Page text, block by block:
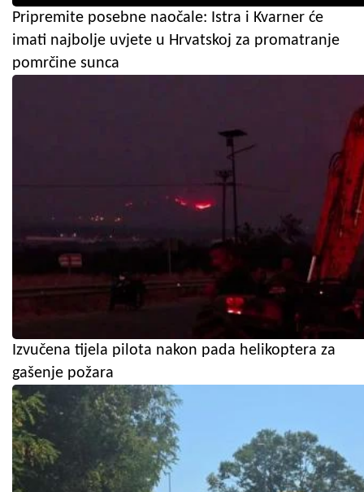
Pripremite posebne naočale: Istra i Kvarner će
imati najbolje uvjete u Hrvatskoj za promatranje
pomrčine sunca
Izvučena tijela pilota nakon pada helikoptera za
gašenje požara